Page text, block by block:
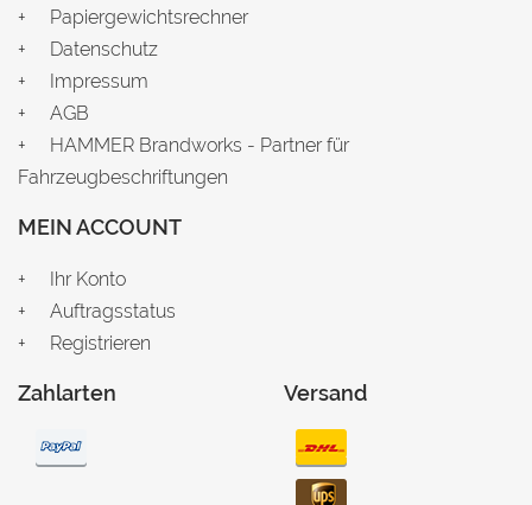
Papiergewichtsrechner
Datenschutz
Impressum
AGB
HAMMER Brandworks - Partner für
Fahrzeugbeschriftungen
MEIN ACCOUNT
Ihr Konto
Auftragsstatus
Registrieren
Zahlarten Versand